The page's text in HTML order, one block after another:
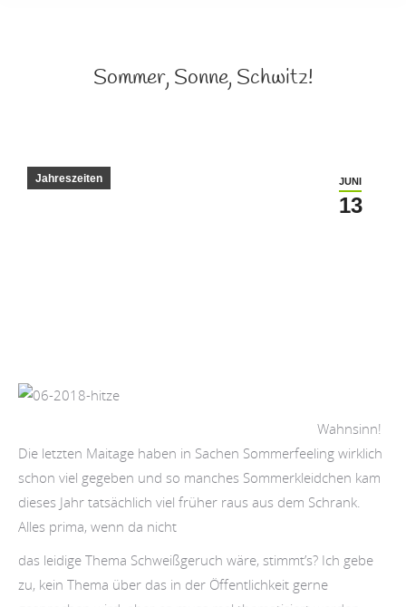
Sommer, Sonne, Schwitz!
JUNI
13
Jahreszeiten
Wahnsinn!
Die letzten Maitage haben in Sachen Sommerfeeling wirklich
schon viel gegeben und so manches Sommerkleidchen kam
dieses Jahr tatsächlich viel früher raus aus dem Schrank.
Alles prima, wenn da nicht
das leidige Thema Schweißgeruch wäre, stimmt’s? Ich gebe
zu, kein Thema über das in der Öffentlichkeit gerne